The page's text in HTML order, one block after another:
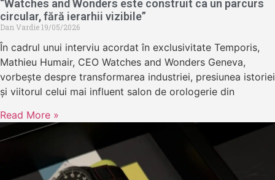
“Watches and Wonders este construit ca un parcurs
circular, fără ierarhii vizibile”
Dan Vardie19/05/2026
În cadrul unui interviu acordat în exclusivitate Temporis,
Mathieu Humair, CEO Watches and Wonders Geneva,
vorbește despre transformarea industriei, presiunea istoriei
și viitorul celui mai influent salon de orologerie din
Read More »